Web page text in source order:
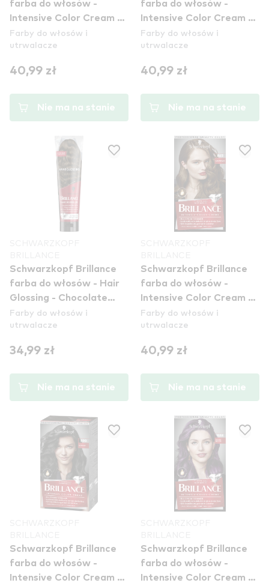
farba do włosów -
Intensive Color Cream -
859 Silky Purple
Farby do włosów i
utrwalacze
40,99 zł
Nie ma na stanie
farba do włosów -
Intensive Color Cream -
874 Velvet Brown
Farby do włosów i
utrwalacze
40,99 zł
Nie ma na stanie
Schwarzkopf Brillance
farba do włosów - Hair
Glossing - Chocolate
Brown
Farby do włosów i
utrwalacze
34,99 zł
Nie ma na stanie
Schwarzkopf Brillance
farba do włosów -
Intensive Color Cream -
862 Natural Brown
Farby do włosów i
utrwalacze
40,99 zł
Nie ma na stanie
Schwarzkopf Brillance
farba do włosów -
Intensive Color Cream -
Schwarzkopf Brillance
farba do włosów -
Intensive Color Cream -